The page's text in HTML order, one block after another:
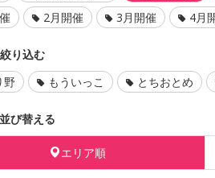
2月開催 3月開催 4月
り込む
野
もういっこ とちおとめ
び替える
エリア順